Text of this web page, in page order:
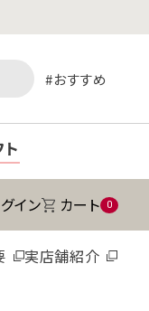
おすすめ
イン カート 0
実店舗紹介